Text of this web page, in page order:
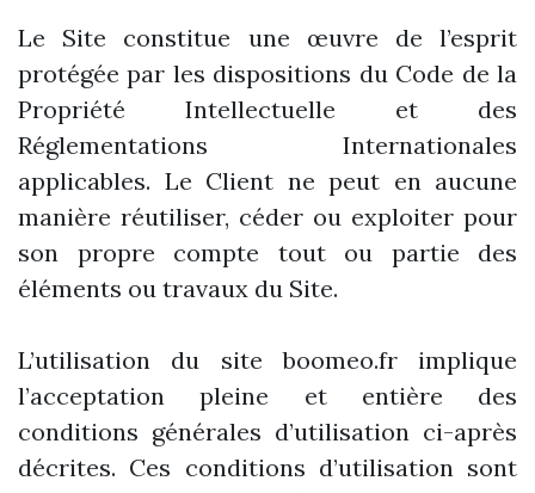
Le Site constitue une œuvre de l’esprit
protégée par les dispositions du Code de la
Propriété Intellectuelle et des
Réglementations Internationales
applicables. Le Client ne peut en aucune
manière réutiliser, céder ou exploiter pour
son propre compte tout ou partie des
éléments ou travaux du Site.
L’utilisation du site boomeo.fr implique
l’acceptation pleine et entière des
conditions générales d’utilisation ci-après
décrites. Ces conditions d’utilisation sont